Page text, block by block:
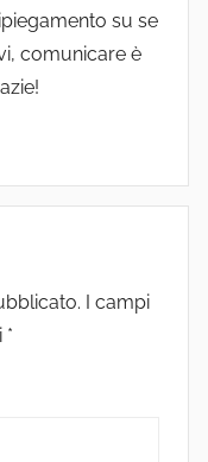
su se
comunicare è
I campi
*